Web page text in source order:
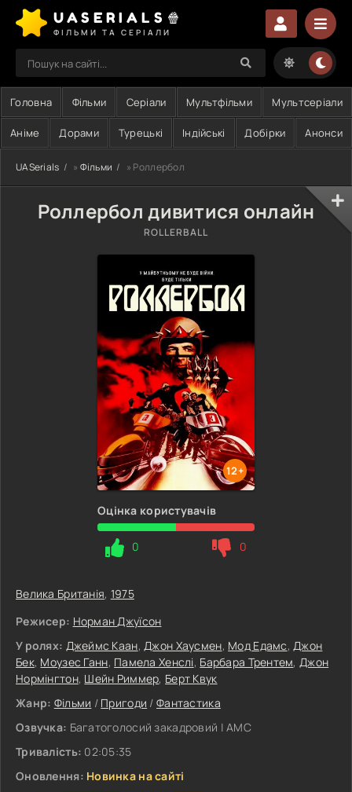
UASERIALS🍿
ФІЛЬМИ ТА СЕРІАЛИ
Головна Фільми Серіали Мультфільми Мультсеріали
Аніме Дорами Турецькі Індійські Добірки Анонси
UASerials » Фільми » Роллербол
Роллербол дивитися онлайн
ROLLERBALL
12+
Оцінка користувачів
0 0
Велика Британія, 1975
Режисер: Норман Джуїсон
У ролях: Джеймс Каан,Джон Хаусмен, Мод Едамс,Джон
Бек, Моузес Ганн, Памела Хенслі, Барбара Трентем,Джон
Нормінгтон, Шейн Риммер, Берт Квук
Жанр: Фільми / Пригоди /Фантастика
Озвучка: Багатоголосий закадровий | АМС
Тривалість: 02:05:35
Оновлення: Новинка на сайті